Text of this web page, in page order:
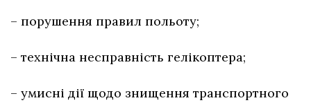
– порушення правил польоту;
– технічна несправність гелікоптера;
– умисні дії щодо знищення транспортного